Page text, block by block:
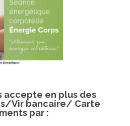
accepte en plus des
Vir bancaire/ Carte
par :